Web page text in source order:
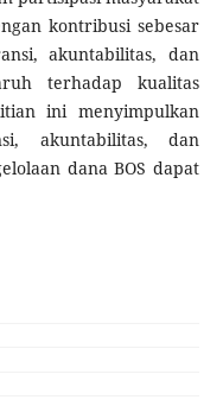
kontribusi sebesar
akuntabilitas, dan
terhadap kualitas
ini menyimpulkan
akuntabilitas, dan
dana BOS dapat